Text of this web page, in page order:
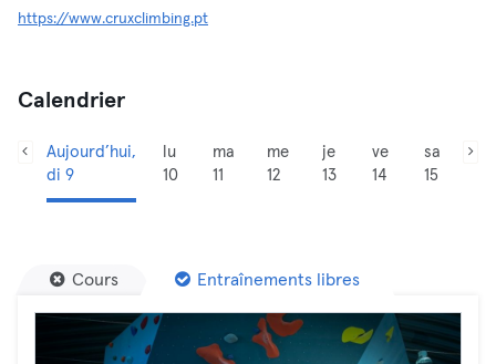
https://www.cruxclimbing.pt
Calendrier
Aujourd’hui,
di 9
lu
10
ma
11
me
12
je
13
ve
14
sa
15
Cours Entraînements libres